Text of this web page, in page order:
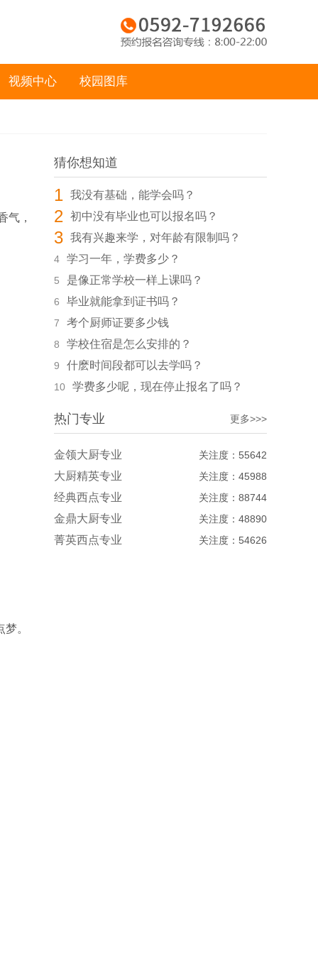
视频中心 校园图库
气，
。
猜你想知道
1 我没有基础，能学会吗？
2 初中没有毕业也可以报名吗？
3 我有兴趣来学，对年龄有限制吗？
4 学习一年，学费多少？
5 是像正常学校一样上课吗？
6 毕业就能拿到证书吗？
7 考个厨师证要多少钱
8 学校住宿是怎么安排的？
9 什麽时间段都可以去学吗？
10 学费多少呢，现在停止报名了吗？
热门专业 更多>>>
金领大厨专业 关注度：55642
大厨精英专业 关注度：45988
经典西点专业 关注度：88744
金鼎大厨专业 关注度：48890
菁英西点专业 关注度：54626